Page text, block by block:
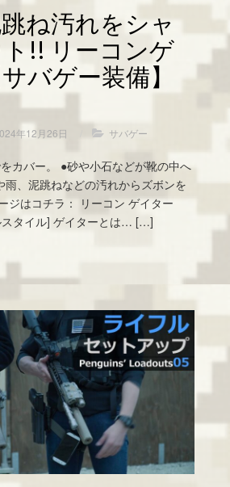
ね汚れをシャ
!! リーコンゲ
バゲー装備】
年12月26日 サバゲー
カバー。 ●砂や小石などが靴の中へ
雨、泥跳ねなどの汚れからズボンを
ジはコチラ： リーコン ゲイター
スタイル] ゲイターとは… […]